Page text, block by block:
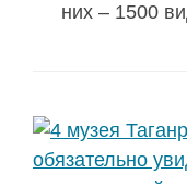
них – 1500